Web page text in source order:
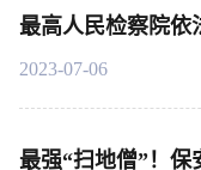
最高人民检察院依
2023-07-06
最强“扫地僧”！保